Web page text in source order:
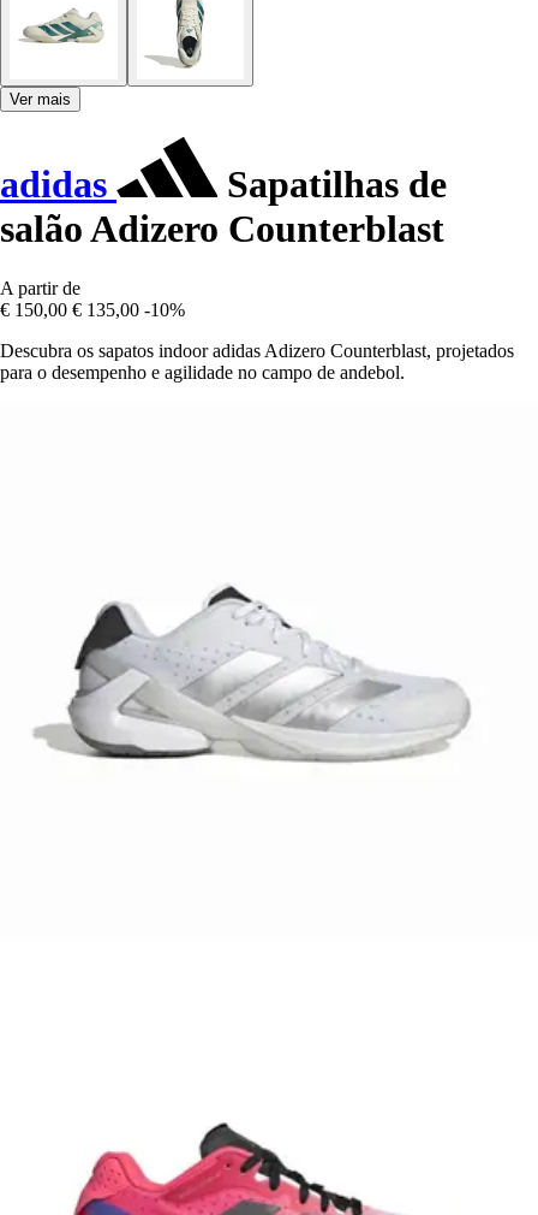
Ver mais
adidas
Sapatilhas de
salão Adizero Counterblast
A partir de
€ 150,00 € 135,00 -10%
Descubra os sapatos indoor adidas Adizero Counterblast, projetados
para o desempenho e agilidade no campo de andebol.